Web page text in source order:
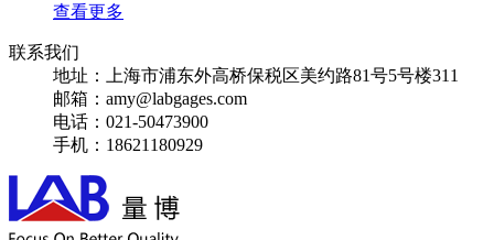
查看更多
联系我们
地址：
上海市浦东外高桥保税区美约路81号5号楼311
邮箱： amy@labgages.com
电话： 021-50473900
手机： 18621180929